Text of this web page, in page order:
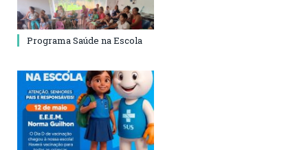
Programa Saúde na Escola